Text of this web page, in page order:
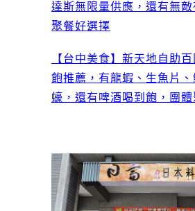
達斯無限量供應，還有無
聚餐好選擇
【台中美食】新天地自助
飽推薦，有龍蝦、生魚片、
蠔，還有啤酒喝到飽，團